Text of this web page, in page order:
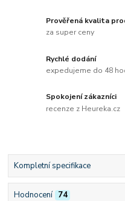
Prověřená kvalita
za super ceny
Rychlé dodání
expedujeme do 48
Spokojení zákazníci
recenze z Heureka.cz
Kompletní specifikace
Hodnocení 74